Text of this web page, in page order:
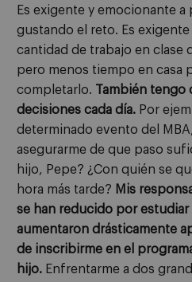
Es exigente y emocionante a
gustando el reto. Es
cantidad de trabajo en clase
pero menos tiempo en casa
completarlo.
También tengo
decisiones cada día. Por
determinado evento del
asegurarme de que paso
hijo, Pepe? ¿Con quién se
hora más tarde? Mis
se han reducido por estudiar
aumentaron drásticamente
de inscribirme en el
hijo. Enfrentarme a dos